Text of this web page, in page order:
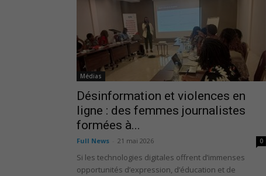
Médias
Désinformation et violences en
ligne : des femmes journalistes
formées à...
Full News 21 mai 2026 0
Si les technologies digitales offrent d’immenses
opportunités d’expression, d’éducation et de